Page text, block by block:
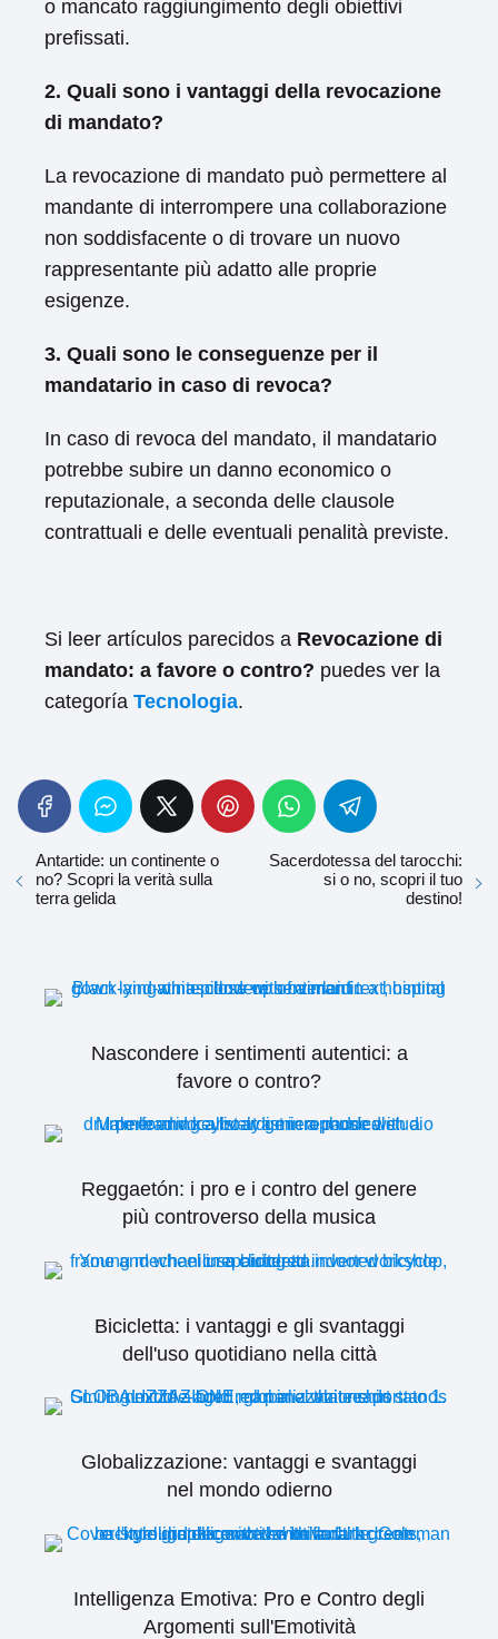
o mancato raggiungimento degli obiettivi
prefissati.
2. Quali sono i vantaggi della revocazione
di mandato?
La revocazione di mandato può permettere al
mandante di interrompere una collaborazione
non soddisfacente o di trovare un nuovo
rappresentante più adatto alle proprie
esigenze.
3. Quali sono le conseguenze per il
mandatario in caso di revoca?
In caso di revoca del mandato, il mandatario
potrebbe subire un danno economico o
reputazionale, a seconda delle clausole
contrattuali e delle eventuali penalità previste.
Si leer artículos parecidos a Revocazione di
mandato: a favore o contro? puedes ver la
categoría Tecnologia.
Antartide: un continente o
no? Scopri la verità sulla
terra gelida
Sacerdotessa del tarocchi:
si o no, scopri il tuo
destino!
Nascondere i sentimenti autentici: a
favore o contro?
Reggaetón: i pro e i contro del genere
più controverso della musica
Bicicletta: i vantaggi e gli svantaggi
dell'uso quotidiano nella città
Globalizzazione: vantaggi e svantaggi
nel mondo odierno
Intelligenza Emotiva: Pro e Contro degli
Argomenti sull'Emotività